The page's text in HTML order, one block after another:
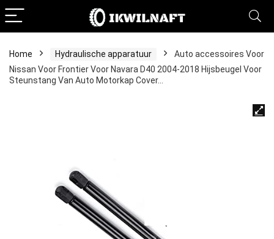
Home Hydraulische apparatuur
Auto accessoires Voor
Nissan Voor Frontier Voor Navara D40 2004-2018 Hijsbeugel Voor
Steunstang Van Auto Motorkap Cover…